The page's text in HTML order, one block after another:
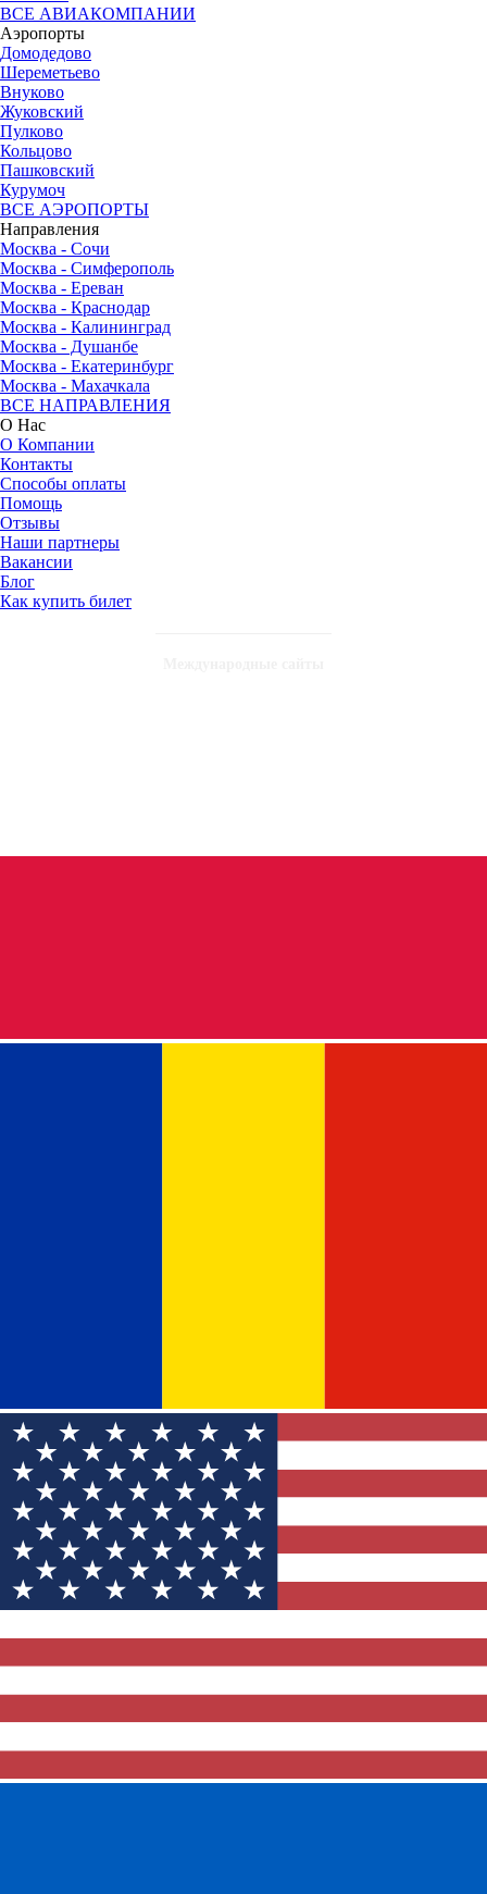
ВСЕ АВИАКОМПАНИИ
Аэропорты
Домодедово
Шереметьево
Внуково
Жуковский
Пулково
Кольцово
Пашковский
Курумоч
ВСЕ АЭРОПОРТЫ
Направления
Москва - Сочи
Москва - Симферополь
Москва - Ереван
Москва - Краснодар
Москва - Калининград
Москва - Душанбе
Москва - Екатеринбург
Москва - Махачкала
ВСЕ НАПРАВЛЕНИЯ
О Нас
О Компании
Контакты
Способы оплаты
Помощь
Отзывы
Наши партнеры
Вакансии
Блог
Как купить билет